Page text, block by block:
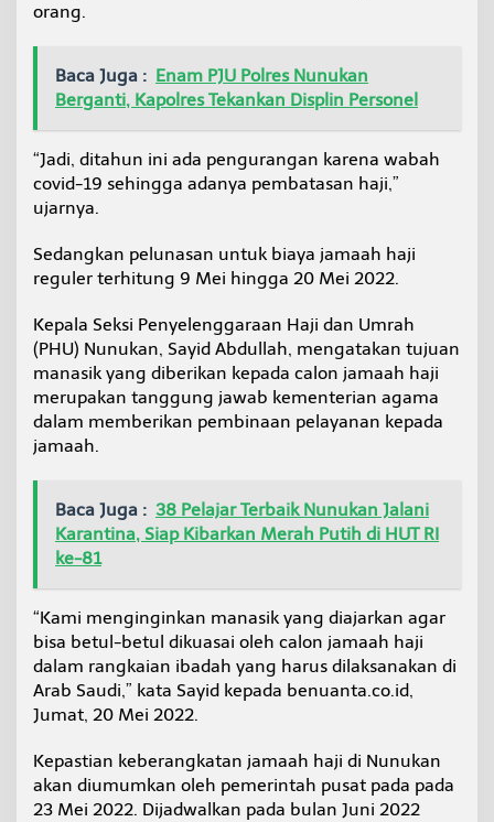
orang.
Baca Juga : Enam PJU Polres Nunukan
Berganti, Kapolres Tekankan Displin Personel
“Jadi, ditahun ini ada pengurangan karena wabah
covid-19 sehingga adanya pembatasan haji,”
ujarnya.
Sedangkan pelunasan untuk biaya jamaah haji
reguler terhitung 9 Mei hingga 20 Mei 2022.
Kepala Seksi Penyelenggaraan Haji dan Umrah
(PHU) Nunukan, Sayid Abdullah, mengatakan tujuan
manasik yang diberikan kepada calon jamaah haji
merupakan tanggung jawab kementerian agama
dalam memberikan pembinaan pelayanan kepada
jamaah.
Baca Juga : 38 Pelajar Terbaik Nunukan Jalani
Karantina, Siap Kibarkan Merah Putih di HUT RI
ke-81
“Kami menginginkan manasik yang diajarkan agar
bisa betul-betul dikuasai oleh calon jamaah haji
dalam rangkaian ibadah yang harus dilaksanakan di
Arab Saudi,” kata Sayid kepada benuanta.co.id,
Jumat, 20 Mei 2022.
Kepastian keberangkatan jamaah haji di Nunukan
akan diumumkan oleh pemerintah pusat pada pada
23 Mei 2022. Dijadwalkan pada bulan Juni 2022